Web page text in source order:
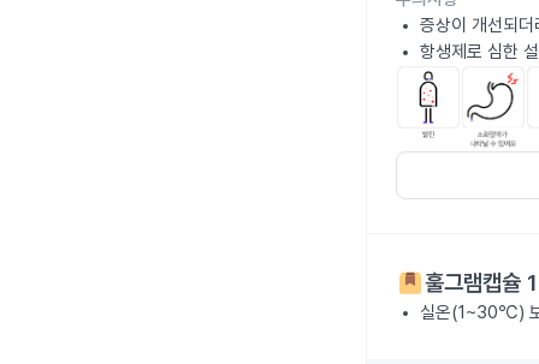
증상이 개선되
항생제로 심한
훌그램캡슐
실온(1~30℃)